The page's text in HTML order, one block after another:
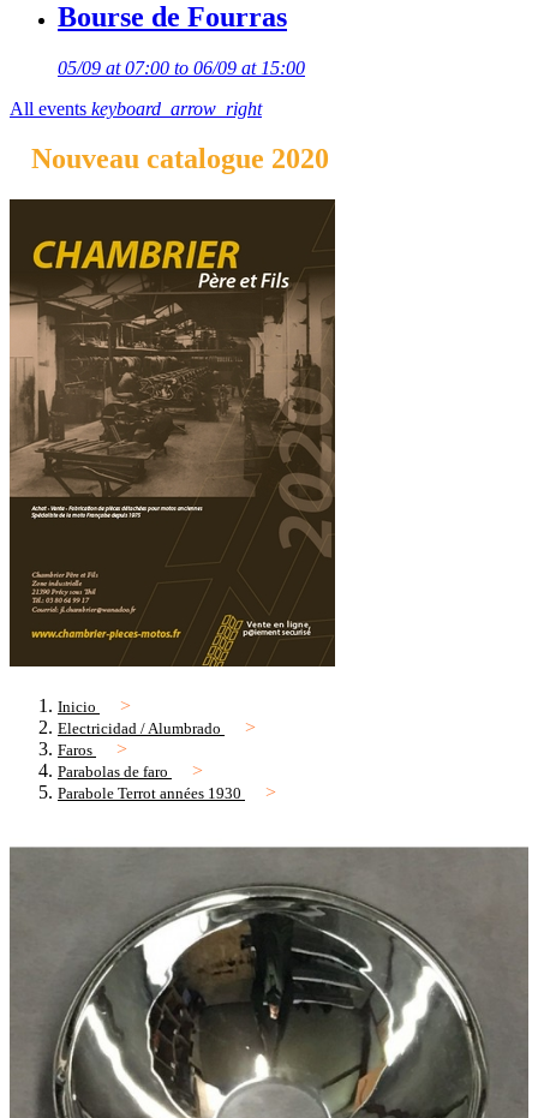
Bourse de Fourras
05/09 at 07:00 to 06/09 at 15:00
All events keyboard_arrow_right
Nouveau catalogue 2020
Inicio
Electricidad / Alumbrado
Faros
Parabolas de faro
Parabole Terrot années 1930